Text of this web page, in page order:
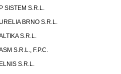
SISTEM S.R.L.
BRNO S.R.L.
S.R.L.
S.R.L., F.P.C.
S.R.L.